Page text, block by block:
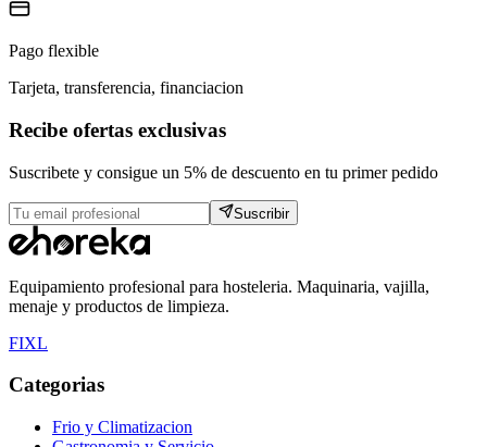
Pago flexible
Tarjeta, transferencia, financiacion
Recibe ofertas exclusivas
Suscribete y consigue un 5% de descuento en tu primer pedido
Suscribir
Equipamiento profesional para hosteleria. Maquinaria, vajilla,
menaje y productos de limpieza.
FIXL
Categorias
Frio y Climatizacion